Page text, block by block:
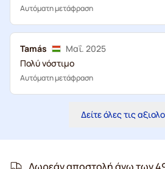
Αυτόματη μετάφραση
Tamás
Μαΐ. 2025
Πολύ νόστιμο
Αυτόματη μετάφραση
Δείτε όλες τις